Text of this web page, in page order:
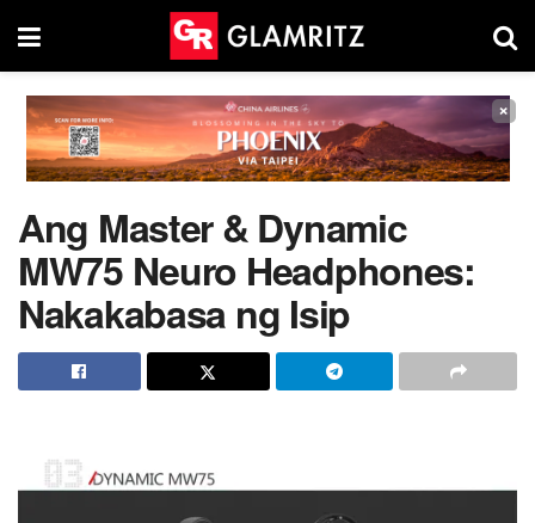
×
Ang Master & Dynamic
MW75 Neuro Headphones:
Nakakabasa ng Isip